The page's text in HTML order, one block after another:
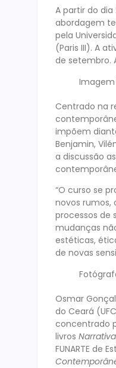
A partir do
abordagem
pela
(Paris III). A
de setembro.
Imagem
Centrado na
impõem
Benjamin,
a discussão
“O curso se
novos rumos,
processos de
mudanças
estéticas,
de novas
Osmar
do Ceará
concentrado
livros
FUNARTE de